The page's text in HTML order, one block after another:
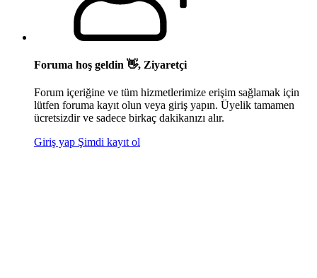
Foruma hoş geldin 👋, Ziyaretçi
Forum içeriğine ve tüm hizmetlerimize erişim sağlamak için
lütfen foruma kayıt olun veya giriş yapın. Üyelik tamamen
ücretsizdir ve sadece birkaç dakikanızı alır.
Giriş yap Şimdi kayıt ol